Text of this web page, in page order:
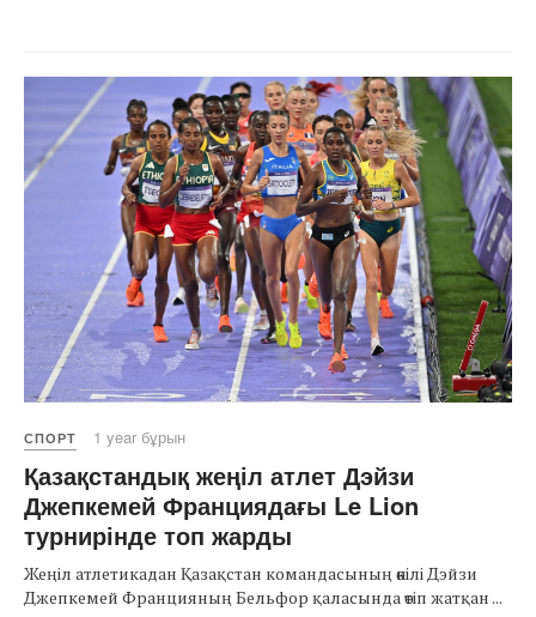
СПОРТ 1 year бұрын
Қазақстандық жеңіл атлет Дэйзи
Джепкемей Франциядағы Le Lion
турнирінде топ жарды
Жеңіл атлетикадан Қазақстан командасының өкілі Дэйзи
Джепкемей Францияның Бельфор қаласында өтіп жатқан ...